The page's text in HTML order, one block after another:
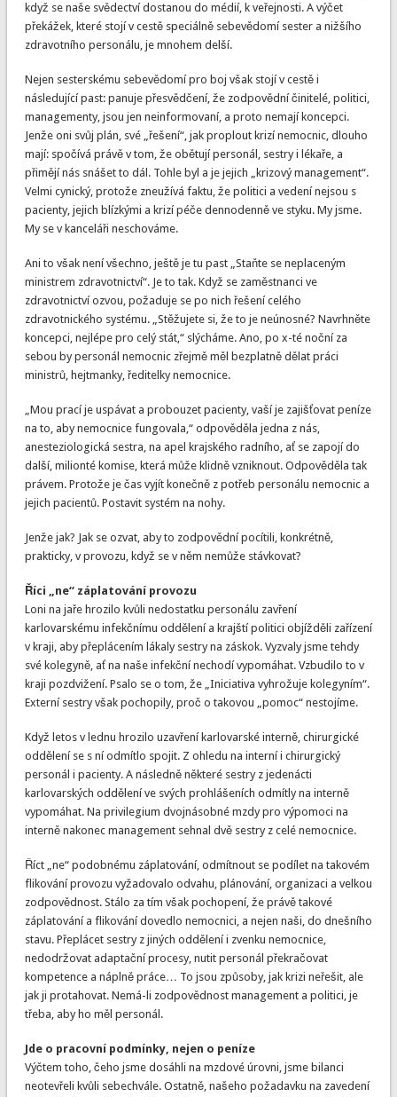
když se naše svědectví dostanou do médií, k veřejnosti. A výčet
překážek, které stojí v cestě speciálně sebevědomí sester a nižšího
zdravotního personálu, je mnohem delší.
Nejen sesterskému sebevědomí pro boj však stojí v cestě i
následující past: panuje přesvědčení, že zodpovědní činitelé, politici,
managementy, jsou jen neinformovaní, a proto nemají koncepci.
Jenže oni svůj plán, své „řešení“, jak proplout krizí nemocnic, dlouho
mají: spočívá právě v tom, že obětují personál, sestry i lékaře, a
přimějí nás snášet to dál. Tohle byl a je jejich „krizový management“.
Velmi cynický, protože zneužívá faktu, že politici a vedení nejsou s
pacienty, jejich blízkými a krizí péče dennodenně ve styku. My jsme.
My se v kanceláři neschováme.
Ani to však není všechno, ještě je tu past „Staňte se neplaceným
ministrem zdravotnictví“. Je to tak. Když se zaměstnanci ve
zdravotnictví ozvou, požaduje se po nich řešení celého
zdravotnického systému. „Stěžujete si, že to je neúnosné? Navrhněte
koncepci, nejlépe pro celý stát,“ slýcháme. Ano, po x-té noční za
sebou by personál nemocnic zřejmě měl bezplatně dělat práci
ministrů, hejtmanky, ředitelky nemocnice.
„Mou prací je uspávat a probouzet pacienty, vaší je zajišťovat peníze
na to, aby nemocnice fungovala,“ odpověděla jedna z nás,
anesteziologická sestra, na apel krajského radního, ať se zapojí do
další, milionté komise, která může klidně vzniknout. Odpověděla tak
právem. Protože je čas vyjít konečně z potřeb personálu nemocnic a
jejich pacientů. Postavit systém na nohy.
Jenže jak? Jak se ozvat, aby to zodpovědní pocítili, konkrétně,
prakticky, v provozu, když se v něm nemůže stávkovat?
Říci „ne“ záplatování provozu
Loni na jaře hrozilo kvůli nedostatku personálu zavření
karlovarskému infekčnímu oddělení a krajští politici objížděli zařízení
v kraji, aby přeplácením lákaly sestry na záskok. Vyzvaly jsme tehdy
své kolegyně, ať na naše infekční nechodí vypomáhat. Vzbudilo to v
kraji pozdvižení. Psalo se o tom, že „Iniciativa vyhrožuje kolegyním“.
Externí sestry však pochopily, proč o takovou „pomoc“ nestojíme.
Když letos v lednu hrozilo uzavření karlovarské interně, chirurgické
oddělení se s ní odmítlo spojit. Z ohledu na interní i chirurgický
personál i pacienty. A následně některé sestry z jedenácti
karlovarských oddělení ve svých prohlášeních odmítly na interně
vypomáhat. Na privilegium dvojnásobné mzdy pro výpomoci na
interně nakonec management sehnal dvě sestry z celé nemocnice.
Říct „ne“ podobnému záplatování, odmítnout se podílet na takovém
flikování provozu vyžadovalo odvahu, plánování, organizaci a velkou
zodpovědnost. Stálo za tím však pochopení, že právě takové
záplatování a flikování dovedlo nemocnici, a nejen naši, do dnešního
stavu. Přeplácet sestry z jiných oddělení i zvenku nemocnice,
nedodržovat adaptační procesy, nutit personál překračovat
kompetence a náplně práce… To jsou způsoby, jak krizi neřešit, ale
jak ji protahovat. Nemá-li zodpovědnost management a politici, je
třeba, aby ho měl personál.
Jde o pracovní podmínky, nejen o peníze
Výčtem toho, čeho jsme dosáhli na mzdové úrovni, jsme bilanci
neotevřeli kvůli sebechvále. Ostatně, našeho požadavku na zavedení